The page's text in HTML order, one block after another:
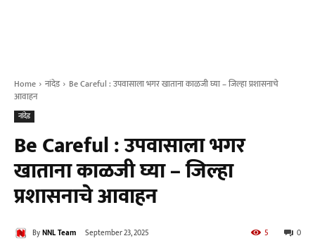
Home नांदेड
Be Careful : उपवासाला भगर खाताना काळजी घ्या – जिल्हा प्रशासनाचे
आवाहन
नांदेड
Be Careful : उपवासाला भगर
खाताना काळजी घ्या – जिल्हा
प्रशासनाचे आवाहन
ByNNL Team September 23, 2025 0
5